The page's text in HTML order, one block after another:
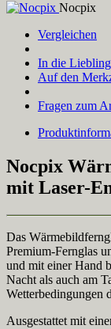
Nocpix
Vergleichen
In die
Auf den
Fragen zum
Nocpix
mit Laser-
Das
Premium-Fernglas
und mit einer Hand
Nacht als auch am
Wetterbedingungen
Ausgestattet mit